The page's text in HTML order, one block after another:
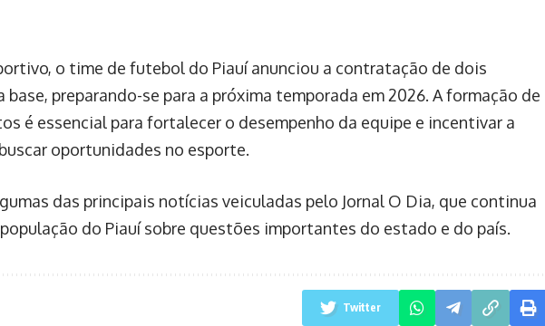
o time de futebol do Piauí anunciou a contratação de dois
base, preparando-se para a próxima temporada em 2026. A formação de
é essencial para fortalecer o desempenho da equipe e incentivar a
oportunidades no esporte.
das principais notícias veiculadas pelo Jornal O Dia, que continua
do Piauí sobre questões importantes do estado e do país.
Twitter